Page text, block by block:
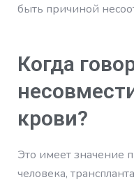
быть причиной
Когда
крови?
Это имеет значение
человека,